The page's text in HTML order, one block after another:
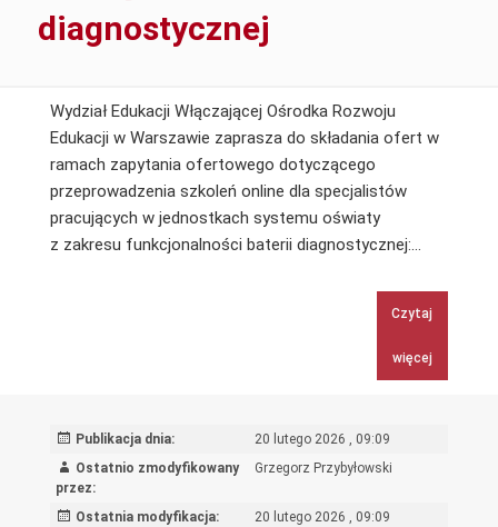
diagnostycznej
Wydział Edukacji Włączającej Ośrodka Rozwoju
Edukacji w Warszawie zaprasza do składania ofert w
ramach zapytania ofertowego dotyczącego
przeprowadzenia szkoleń online dla specjalistów
pracujących w jednostkach systemu oświaty
z zakresu funkcjonalności baterii diagnostycznej:…
Czytaj
więcej
do
szkoleń
online
Publikacja dnia:
20 lutego 2026 , 09:09
Ostatnio zmodyfikowany
przez:
Grzegorz Przybyłowski
Ostatnia modyfikacja: 20 lutego 2026 , 09:09